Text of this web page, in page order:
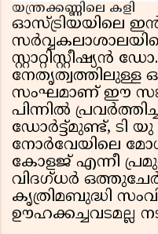
യന്ത്രക്കണ്ണിലെ കളി
ഓസ്ട്രിയയിലെ
സ്റ്റാറ്റിസ്റ്റീഷ്യൻ
നേതൃത്വത്തിലുള്ള
സംഘമാണ് ഈ
പിന്നിൽ
ഡോർട്ട്മുണ്ട്, ടി യു
നോർവേയിലെ
കോളജ് എന്നീ
വിദഗ്ധർ
കൃത്രിമബുദ്ധി
ഊഹക്കച്ചവടമല്ല